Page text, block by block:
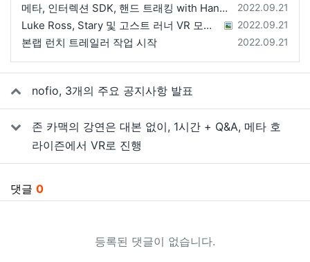
등록일
2022.09.21
메타, 인터렉션 SDK, 핸드 트래킹 with Hands 2.1에 대한 강연 예정
등록일
2022.09.21
Luke Ross, Stary 및 고스트 러너 VR 모드 공개
등록일
2022.09.21
본랩 런치 트레일러 작업 시작
관련자료
nofio, 3개의 주요 공지사항 발표
존 카맥의 강연은 대본 없이, 1시간 + Q&A, 메타 호
라이즌에서 VR로 진행
댓글 0
등록된 댓글이 없습니다.